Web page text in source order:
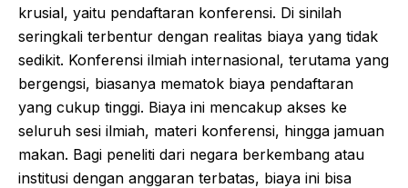
krusial, yaitu pendaftaran konferensi. Di sinilah
seringkali terbentur dengan realitas biaya yang tidak
sedikit. Konferensi ilmiah internasional, terutama yang
bergengsi, biasanya mematok biaya pendaftaran
yang cukup tinggi. Biaya ini mencakup akses ke
seluruh sesi ilmiah, materi konferensi, hingga jamuan
makan. Bagi peneliti dari negara berkembang atau
institusi dengan anggaran terbatas, biaya ini bisa